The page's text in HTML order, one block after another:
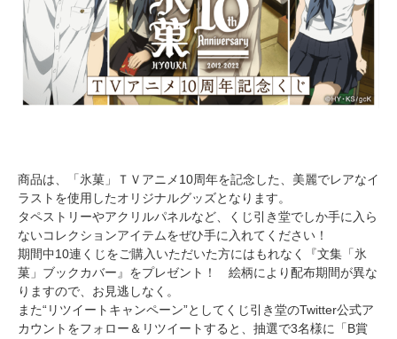
商品は、「氷菓」ＴＶアニメ10周年を記念した、美麗でレアなイ
ラストを使用したオリジナルグッズとなります。
タペストリーやアクリルパネルなど、くじ引き堂でしか手に入ら
ないコレクションアイテムをぜひ手に入れてください！
期間中10連くじをご購入いただいた方にはもれなく『文集「氷
菓」ブックカバー』をプレゼント！ 絵柄により配布期間が異な
りますので、お見逃しなく。
また“リツイートキャンペーン”としてくじ引き堂のTwitter公式ア
カウントをフォロー＆リツイートすると、抽選で3名様に「B賞